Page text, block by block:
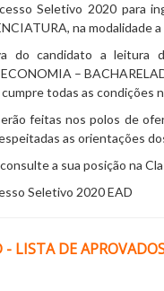
Seletivo 2020 para
na modalidade
do candidato a
–
todas as condições
feitas nos polos de
as orientações
a sua posição na
Seletivo 2020 EAD
LISTA DE